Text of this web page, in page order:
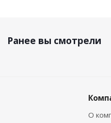
Ранее вы смотрели
О